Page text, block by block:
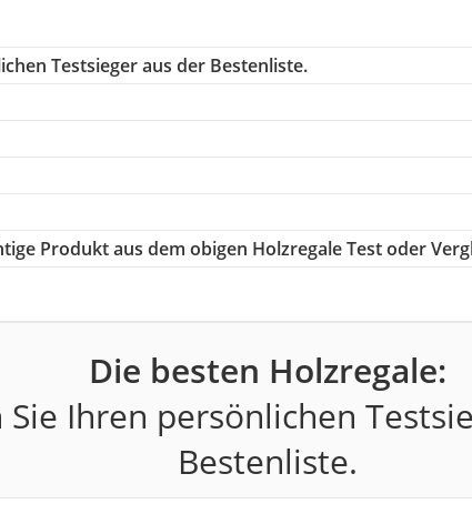
Testsieger aus der Bestenliste.
Produkt aus dem obigen Holzregale Test oder
Die besten Holzregale:
Sie Ihren persönlichen
Bestenliste.